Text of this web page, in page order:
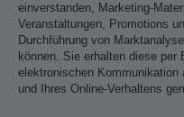
einverstanden, Marketing-
Veranstaltungen, Promotions
Durchführung von
können. Sie erhalten diese per
elektronischen Kommunikation
und Ihres Online-Verhaltens